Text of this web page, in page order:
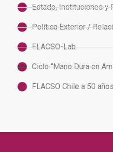
Estado, Instituciones y
Política Exterior /
FLACSO-Lab
Ciclo “Mano Dura en
FLACSO Chile a 50